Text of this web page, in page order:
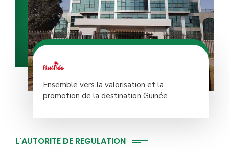
Ensemble vers la valorisation et la
promotion de la destination Guinée.
L'AUTORITE DE REGULATION